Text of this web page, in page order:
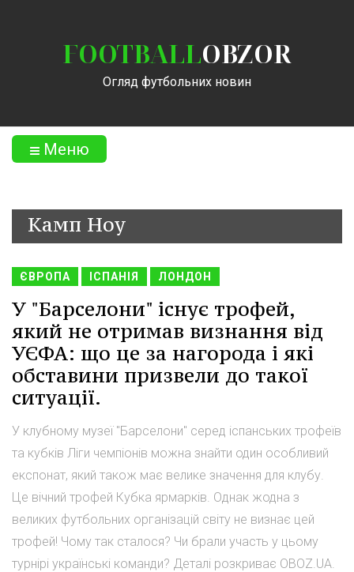
FOOTBALLOBZOR
Огляд футбольних новин
Меню
Камп Ноу
ЄВРОПА ІСПАНІЯ ЛОНДОН
У "Барселони" існує трофей,
який не отримав визнання від
УЄФА: що це за нагорода і які
обставини призвели до такої
ситуації.
У клубному музеї "Барселони" серед іспанських трофеїв
та кубків Ліги чемпіонів можна знайти один особливий
експонат, який також має велике значення для клубу.
Це вічний трофей Кубка ярмарків. Однак жодна з
великих футбольних організацій світу не визнає цей
трофей! Чому так сталося? Чи брали участь у цьому
турнірі українські команди? Деталі розкриває OBOZ.UA.